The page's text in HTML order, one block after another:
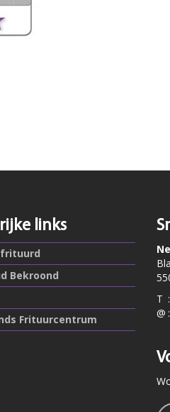
links
Bekroond
Frituurcentrum
T :
@ :